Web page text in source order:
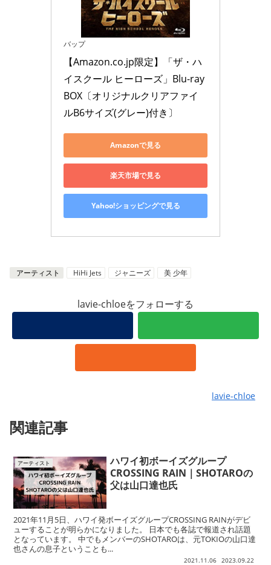
バップ
【Amazon.co.jp限定】「ザ・ハ
イスクール ヒーローズ」Blu-ray
BOX〔オリジナルクリアファイ
ルB6サイズ(グレー)付き〕
Amazonで見る
楽天市場で見る
Yahoo!ショッピングで見る
アーティスト HiHi Jets ジャニーズ 美 少年
lavie-chloeをフォローする
lavie-chloe
関連記事
アーティスト
ハワイ初ボーイズグループ
CROSSING RAIN｜SHOTAROの
父は山口達也氏
2021年11月5日、ハワイ発ボーイズグループCROSSING RAINがデビ
ューすることが明らかになりました。 日本でも各誌で報道され話題
となっています。 中でもメンバーのSHOTAROは、元TOKIOの山口達
也さんの息子ということも...
2021.11.06 2023.09.22